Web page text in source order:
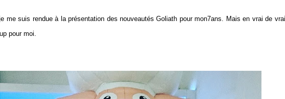
me suis rendue à la présentation des nouveautés Goliath pour mon7ans. Mais en vrai de
pour moi.